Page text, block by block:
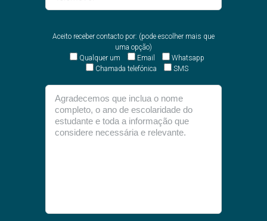
Aceito receber contacto por: (pode escolher mais que
uma opção)
Qualquer um
Email
Whatsapp
Chamada telefónica
SMS